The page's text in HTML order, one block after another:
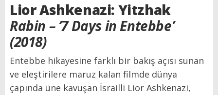
Lior Ashkenazi: Yitzhak
Rabin – ‘7 Days in Entebbe’
(2018)
Entebbe hikayesine farklı bir bakış açısı sunan
ve eleştirilere maruz kalan filmde dünya
çapında üne kavuşan İsrailli Lior Ashkenazi,